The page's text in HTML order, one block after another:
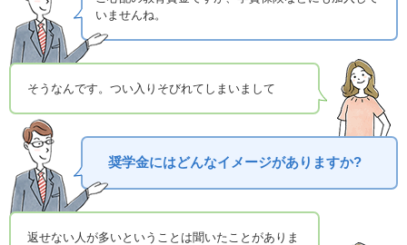
いませんね。
そうなんです。つい入りそびれてしまいまして
奨学金にはどんなイメージがありますか?
返せない人が多いということは聞いたことがありま